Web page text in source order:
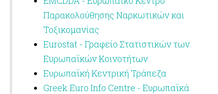
Παρακολούθησης Ναρκωτικών και
Τοξικομανίας
Eurostat - Γραφείο Στατιστικών των
Ευρωπαϊκών Κοινοτήτων
Ευρωπαϊκή Κεντρική Τράπεζα
Greek Euro Info Centre - Ευρωπαϊκά